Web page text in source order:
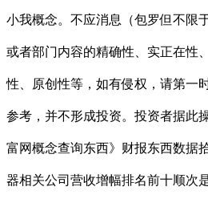
小我概念。不应消息（包罗但不限
或者部门内容的精确性、实正在性
性、原创性等，如有侵权，请第一
参考，并不形成投资。投资者据此
富网概念查询东西》财报东西数据
器相关公司营收增幅排名前十顺次